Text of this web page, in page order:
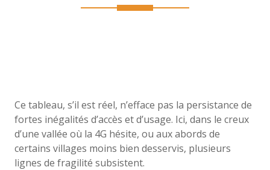
Ce tableau, s’il est réel, n’efface pas la persistance de
fortes inégalités d’accès et d’usage. Ici, dans le creux
d’une vallée où la 4G hésite, ou aux abords de
certains villages moins bien desservis, plusieurs
lignes de fragilité subsistent.